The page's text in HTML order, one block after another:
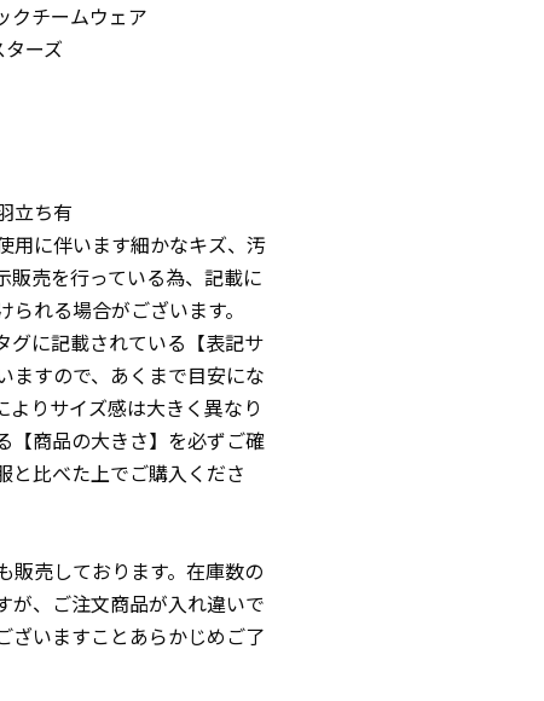
クチームウェア
ターズ
立ち有
用に伴います細かなキズ、汚
販売を行っている為、記載に
れる場合がございます。
グに記載されている【表記サ
ますので、あくまで目安にな
よりサイズ感は大きく異なり
【商品の大きさ】を必ずご確
と比べた上でご購入くださ
売しております。在庫数の
が、ご注文商品が入れ違いで
ざいますことあらかじめご了